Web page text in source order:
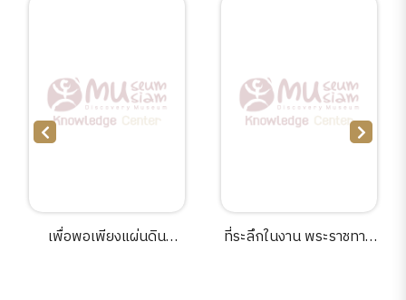
เพื่อพอเพียงแผ่นดิน
ที่ระลึกในงาน พระราชทาน